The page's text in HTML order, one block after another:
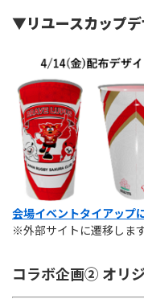
▼リユースカップ
会場イベントタイアップ
※外部サイトに遷移しま
コラボ企画② オリ